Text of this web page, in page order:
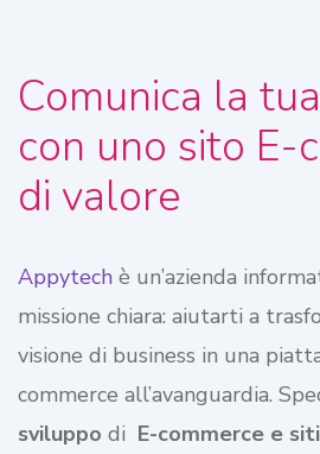
Comunica la
con uno sito E-
di valore
Appytech è un’azienda
missione chiara: aiutarti a
visione di business in una
commerce all’avanguardia.
sviluppo di E-commerce e